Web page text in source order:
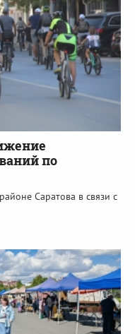
по
Саратова в связи с